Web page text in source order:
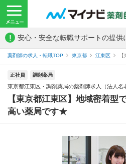
! 安心・安全な転職サポートの提供
薬剤師の求人・転職TOP 東京都 江東区
正社員 調剤薬局
東京都江東区・調剤薬局の薬剤師求人（法人名
【東京都江東区】地域密着型
高い薬局です★